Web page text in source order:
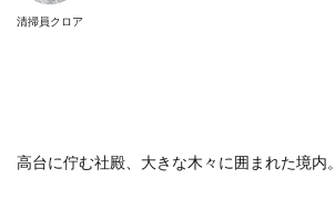
清掃員クロア
高台に佇む社殿、大きな木々に囲まれた境内。